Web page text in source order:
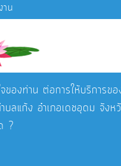
าน
ของท่าน ต่อการให้บริการข
บลแก้ง อำเภอเดชอุดม จังห
?